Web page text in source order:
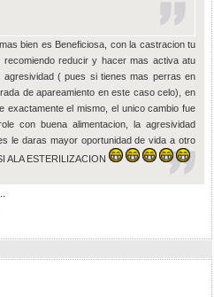
bien es Beneficiosa, con la castracion tu
reducir y hacer mas activa atu
agresividad ( pues si tienes mas perras en
de apareamiento en este caso celo), en
exactamente el mismo, el unico cambio fue
con buena alimentacion, la agresividad
le daras mayor oportunidad de vida a otro
ALA ESTERILIZACION